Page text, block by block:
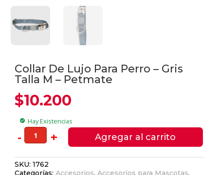
Collar De Lujo Para Perro – Gris
Talla M – Petmate
$10.200
check_circle Hay Existencias
- Collar
De
Para
+ Agregar al carrito
SKU:1762
Categorías:Accesorios,Accesorios para Mascotas,